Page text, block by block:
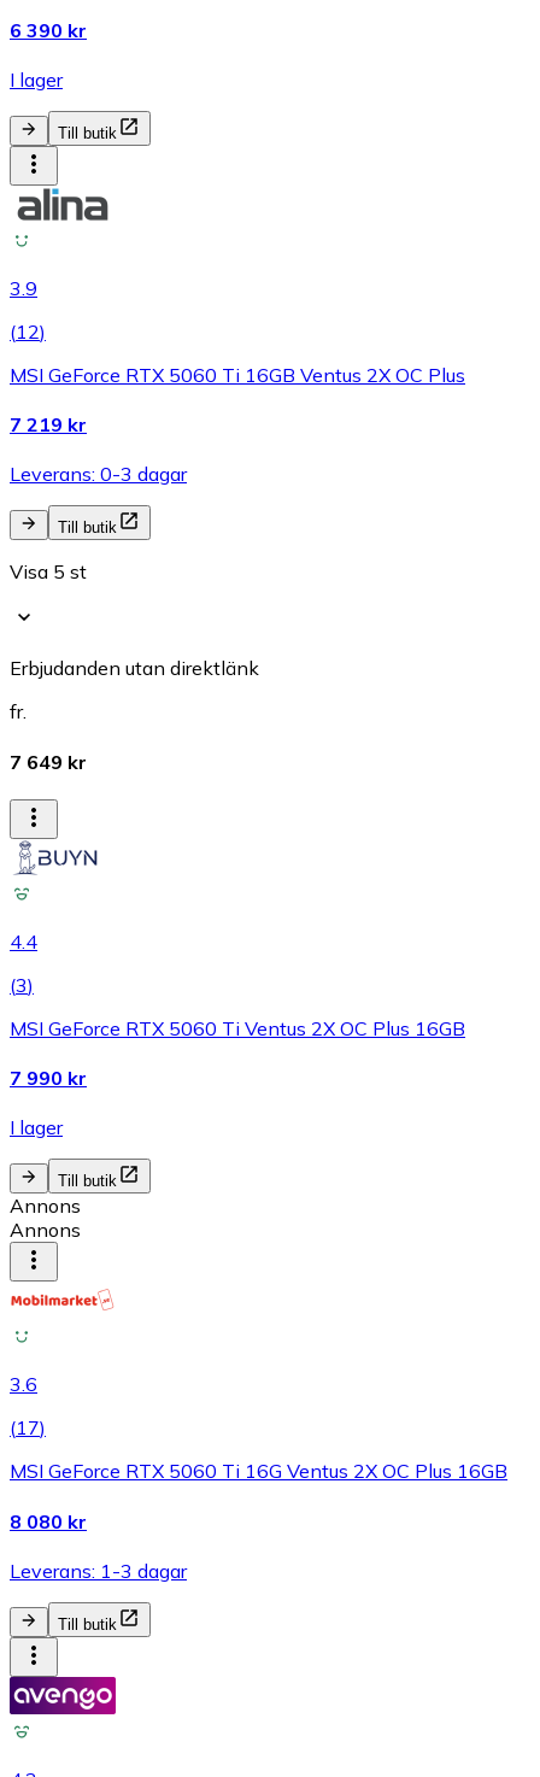
6 390 kr
I lager
Till butik
3.9
(12)
MSI GeForce RTX 5060 Ti 16GB Ventus 2X OC Plus
7 219 kr
Leverans: 0-3 dagar
Till butik
Visa 5 st
Erbjudanden utan direktlänk
fr.
7 649 kr
4.4
(3)
MSI GeForce RTX 5060 Ti Ventus 2X OC Plus 16GB
7 990 kr
I lager
Till butik
Annons
Annons
3.6
(17)
MSI GeForce RTX 5060 Ti 16G Ventus 2X OC Plus 16GB
8 080 kr
Leverans: 1-3 dagar
Till butik